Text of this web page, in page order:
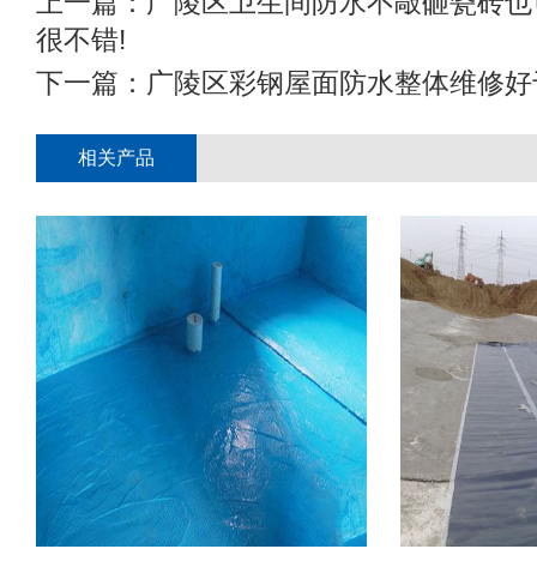
很不错!
下一篇： 广陵区彩钢屋面防水整体维修
相关产品